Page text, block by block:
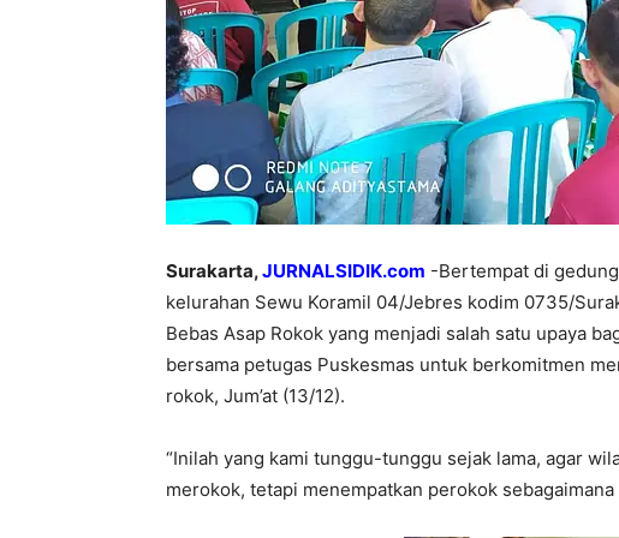
Surakarta,JURNALSIDIK.com -Bertempat di
kelurahan Sewu Koramil 04/Jebres kodim 0735/
Bebas Asap Rokok yang menjadi salah satu upaya
bersama petugas Puskesmas untuk berkomitmen
rokok, Jum’at (13/12).
“Inilah yang kami tunggu-tunggu sejak lama, agar
merokok, tetapi menempatkan perokok sebagaimana